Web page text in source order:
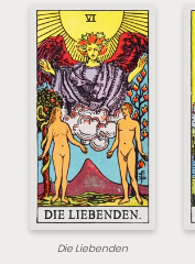
Die Liebenden